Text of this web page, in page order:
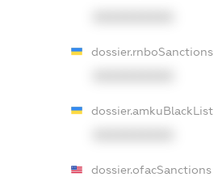
dossier.rnboSanctions
dossier.amkuBlackList
dossier.ofacSanctions